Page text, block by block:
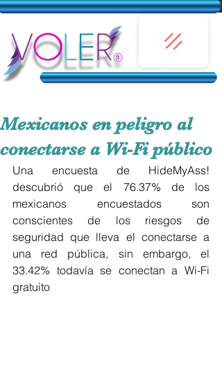
Mexicanos en peligro al
conectarse a Wi-Fi público
Una encuesta de HideMyAss!
descubrió que el 76.37% de los
mexicanos encuestados son
conscientes de los riesgos de
seguridad que lleva el conectarse a
una red pública, sin embargo, el
33.42% todavía se conectan a Wi-Fi
gratuito